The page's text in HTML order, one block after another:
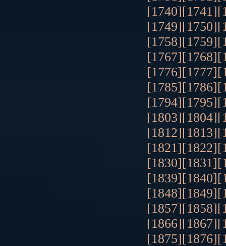
[1740][1741]
[1749][1750]
[1758][1759]
[1767][1768]
[1776][1777]
[1785][1786]
[1794][1795]
[1803][1804]
[1812][1813]
[1821][1822]
[1830][1831]
[1839][1840]
[1848][1849]
[1857][1858]
[1866][1867]
[1875][1876]